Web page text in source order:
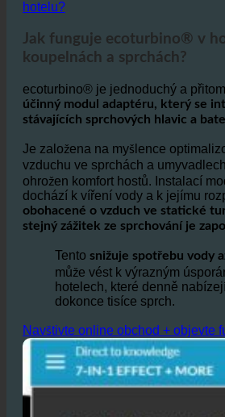
1. Jak pomáhá ecoturbino®
Jak funguje ecoturbino® v
ecoturbino® je jednoduchý a přitom
účinný modul adaptéru, který se
Je založena na myšlence
vzduchu ve sprchách a
ohrožen komfort hostů. Instalací
dochází k víření vody a k jejímu
obohacené o vzduch ve statické
Tentosnižuje spotřebu vody
může vést k výrazným
hotelech, které denně
Navštivte online obchod + objevte